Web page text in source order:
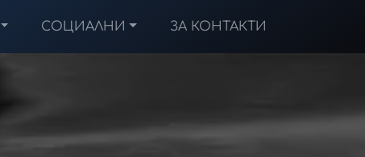
СОЦИАЛНИ ЗА КОНТАКТИ